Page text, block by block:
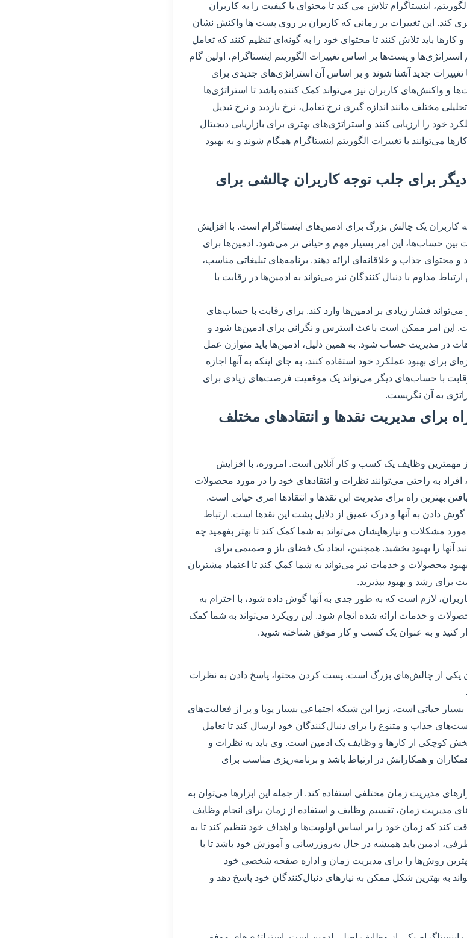
اینستاگرام تلاش می کند تا محتوای با کیفیت را به کاربران
کند. این تغییرات بر زمانی که کاربران بر روی پست ها واکنش نشان
کارها باید تلاش کنند تا محتوای خود را به گونه‌ای تنظیم کنند که تعامل
و پست‌ها بر اساس تغییرات الگوریتم اینستاگرام، اولین گام
تغییرات جدید آشنا شوند و بر اساس آن استراتژی‌های جدیدی برای
و واکنش‌های کاربران نیز می‌تواند کمک کننده باشد تا استراتژی‌ها
تحلیلی مختلف مانند اندازه گیری نرخ تعامل، نرخ بازدید و نرخ تبدیل
خود را ارزیابی کنند و استراتژی‌های بهتری برای بازاریابی دیجیتال
می‌توانند با تغییرات الگوریتم اینستاگرام همگام شوند و به بهبود
برای جلب توجه کاربران چالشی برای
یک چالش بزرگ برای ادمین‌های اینستاگرام است. با افزایش
بین حساب‌ها، این امر بسیار مهم و حیاتی تر می‌شود. ادمین‌ها برای
و محتوای جذاب و خلاقانه‌ای ارائه دهند. برنامه‌های تبلیغاتی مناسب،
مداوم با دنبال کنندگان نیز می‌تواند به ادمین‌ها در رقابت با
فشار زیادی بر ادمین‌ها وارد کند. برای رقابت با حساب‌های
است. این امر ممکن است باعث استرس و نگرانی برای ادمین‌ها شود و
در مدیریت حساب شود. به همین دلیل، ادمین‌ها باید متوازن عمل
برای بهبود عملکرد خود استفاده کنند، به جای اینکه به آنها اجازه
با حساب‌های دیگر می‌تواند یک موقعیت فرصت‌های زیادی برای
به آن نگریست.
برای مدیریت نقدها و انتقادهای مختلف
مهمترین وظایف یک کسب و کار آنلاین است. امروزه، با افزایش
افراد به راحتی می‌توانند نظرات و انتقادهای خود را در مورد محصولات
بهترین راه برای مدیریت این نقدها و انتقادها امری حیاتی است.
گوش دادن به آنها و درک عمیق از دلایل پشت این نقدها است. ارتباط
مشکلات و نیازهایشان می‌تواند به شما کمک کند تا بهتر بفهمید چه
آنها را بهبود بخشید. همچنین، ایجاد یک فضای باز و صمیمی برای
بهبود محصولات و خدمات نیز می‌تواند به شما کمک کند تا اعتماد مشتریان
برای رشد و بهبود بپذیرید.
لازم است که به طور جدی به آنها گوش داده شود، با احترام به
و خدمات ارائه شده انجام شود. این رویکرد می‌تواند به شما کمک
کنید و به عنوان یک کسب و کار موفق شناخته شوید.
یکی از چالش‌های بزرگ است. پست کردن محتوا، پاسخ دادن به نظرات
حیاتی است، زیرا این شبکه اجتماعی بسیار پویا و پر از فعالیت‌های
جذاب و متنوع را برای دنبال‌کنندگان خود ارسال کند تا تعامل
بخش کوچکی از کارها و وظایف یک ادمین است. وی باید به نظرات و
همکاران و همکارانش در ارتباط باشد و برنامه‌ریزی مناسب برای
مدیریت زمان مختلفی استفاده کند. از جمله این ابزارها می‌توان به
مدیریت زمان، تقسیم وظایف و استفاده از زمان برای انجام وظایف
کند که زمان خود را بر اساس اولویت‌ها و اهداف خود تنظیم کند تا به
ادمین باید همیشه در حال به‌روزرسانی و آموزش خود باشد تا با
بهترین روش‌ها را برای مدیریت زمان و اداره صفحه شخصی خود
به بهترین شکل ممکن به نیازهای دنبال‌کنندگان خود پاسخ دهد و